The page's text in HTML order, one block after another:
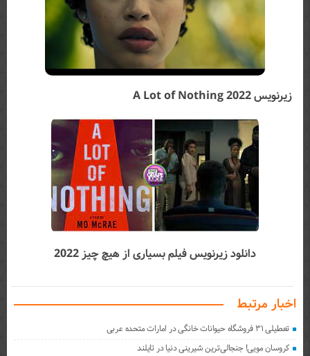
زیرنویس A Lot of Nothing 2022
دانلود زیرنویس فیلم بسیاری از هیچ چیز 2022
اخبار مرتبط
تعطیلی ۳۱ فروشگاه حیوانات خانگی در امارات متحده عربی
کروسان مویی! جنجالی‌ترین شیرینی دنیا در تایلند